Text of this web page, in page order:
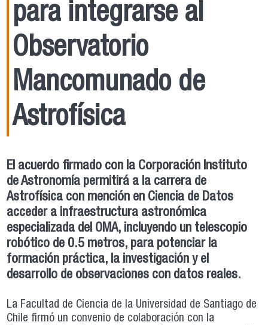
para integrarse al
Observatorio
Mancomunado de
Astrofísica
El acuerdo firmado con la Corporación Instituto
de Astronomía permitirá a la carrera de
Astrofísica con mención en Ciencia de Datos
acceder a infraestructura astronómica
especializada del OMA, incluyendo un telescopio
robótico de 0.5 metros, para potenciar la
formación práctica, la investigación y el
desarrollo de observaciones con datos reales.
La Facultad de Ciencia de la Universidad de Santiago de
Chile firmó un convenio de colaboración con la